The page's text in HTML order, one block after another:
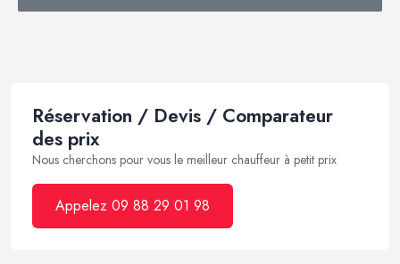
Réservation / Devis / Comparateur
des prix
Nous cherchons pour vous le meilleur chauffeur à petit prix
Appelez 09 88 29 01 98